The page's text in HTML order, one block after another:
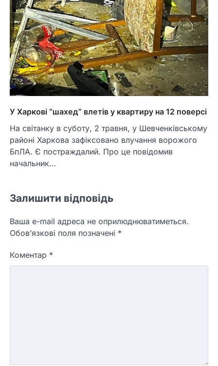
У Харкові “шахед” влетів у квартиру на 12 поверсі
На світанку в суботу, 2 травня, у Шевченківському
районі Харкова зафіксовано влучання ворожого
БпЛА. Є постраждалий. Про це повідомив
начальник…
Залишити відповідь
Ваша e-mail адреса не оприлюднюватиметься.
Обов’язкові поля позначені *
Коментар *